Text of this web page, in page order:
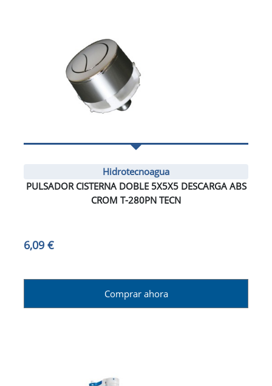
Hidrotecnoagua
PULSADOR CISTERNA DOBLE 5X5X5 DESCARGA ABS
CROM T-280PN TECN
6,09 €
Comprar ahora